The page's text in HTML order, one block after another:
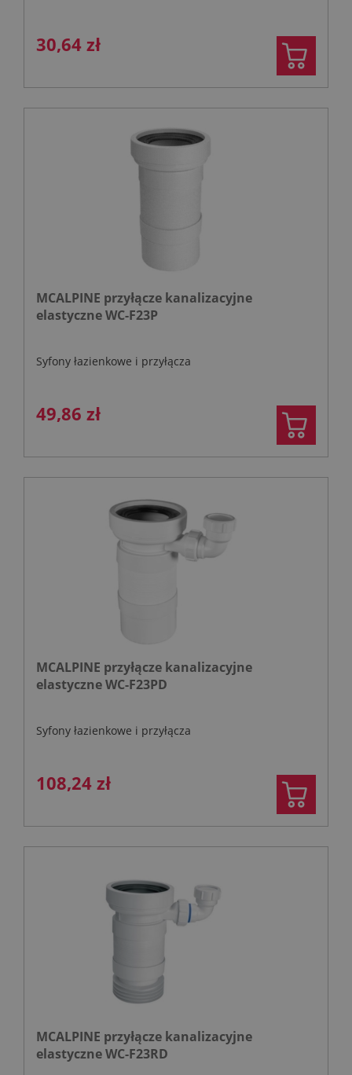
30,64 zł
MCALPINE przyłącze kanalizacyjne
elastyczne WC-F23P
Syfony łazienkowe i przyłącza
49,86 zł
MCALPINE przyłącze kanalizacyjne
elastyczne WC-F23PD
Syfony łazienkowe i przyłącza
108,24 zł
MCALPINE przyłącze kanalizacyjne
elastyczne WC-F23RD